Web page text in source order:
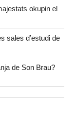
okupin el
sales d’estudi de
de Son Brau?